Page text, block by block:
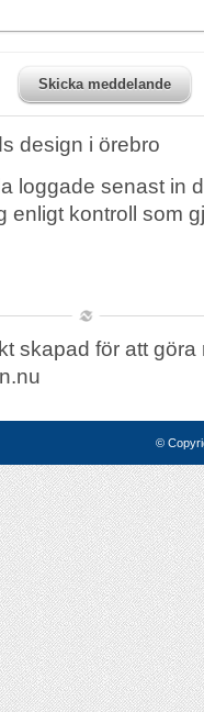
Skicka meddelande
design i örebro
loggade senast in
enligt kontroll som
skapad för att göra
©